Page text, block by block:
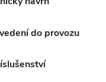
do provozu